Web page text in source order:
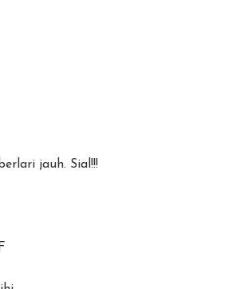
jauh. Sial!!!